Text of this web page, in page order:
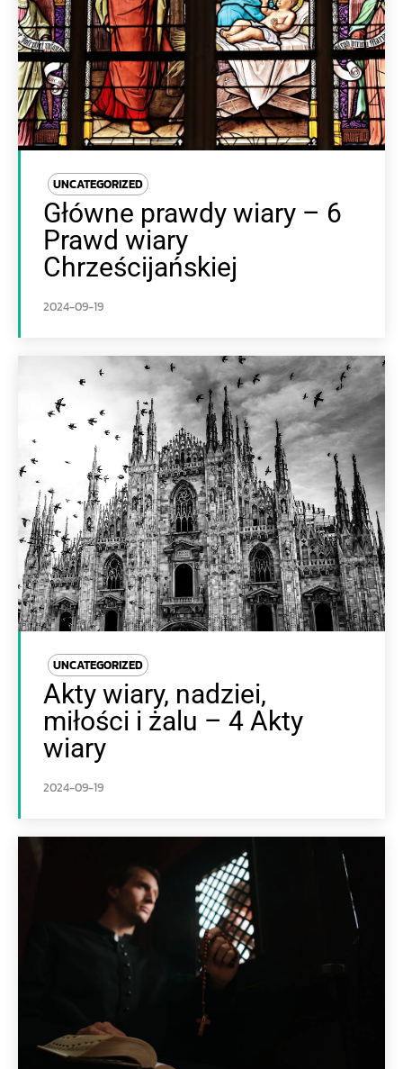
UNCATEGORIZED
Główne prawdy wiary – 6
Prawd wiary
Chrześcijańskiej
2024-09-19
UNCATEGORIZED
Akty wiary, nadziei,
miłości i żalu – 4 Akty
wiary
2024-09-19